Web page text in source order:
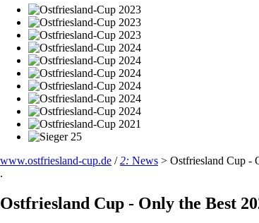
www.ostfriesland-cup.de /2: News > Ostfriesland Cup -
.
Ostfriesland Cup - Only the Best